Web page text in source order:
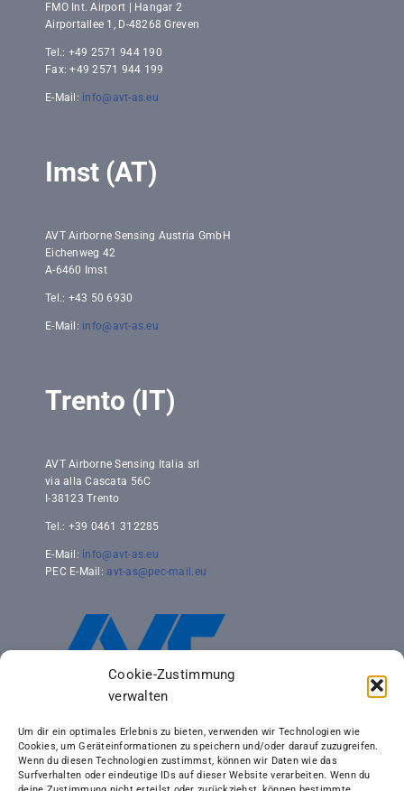
Cookie-Zustimmung
verwalten
Um dir ein optimales Erlebnis zu bieten, verwenden wir Technologien wie
Cookies, um Geräteinformationen zu speichern und/oder darauf zuzugreifen.
Wenn du diesen Technologien zustimmst, können wir Daten wie das
Surfverhalten oder eindeutige IDs auf dieser Website verarbeiten. Wenn du
FMO Int. Airport | Hangar 2
Airportallee 1, D-48268 Greven
Tel.: +49 2571 944 190
Fax: +49 2571 944 199
E-Mail: info@avt-as.eu
Imst (AT)
AVT Airborne Sensing Austria GmbH
Eichenweg 42
A-6460 Imst
Tel.: +43 50 6930
E-Mail: info@avt-as.eu
Trento (IT)
AVT Airborne Sensing Italia srl
via alla Cascata 56C
I-38123 Trento
Tel.: +39 0461 312285
E-Mail: info@avt-as.eu
PEC E-Mail: avt-as@pec-mail.eu